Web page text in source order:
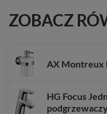
ZOBACZ
AX Montreux
HG Focus